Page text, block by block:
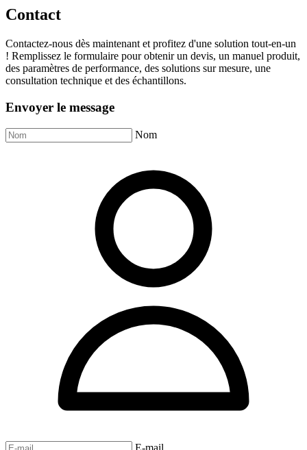
Contact
Contactez-nous dès maintenant et profitez d'une solution tout-en-un
! Remplissez le formulaire pour obtenir un devis, un manuel produit,
des paramètres de performance, des solutions sur mesure, une
consultation technique et des échantillons.
Envoyer le message
Nom
E-mail